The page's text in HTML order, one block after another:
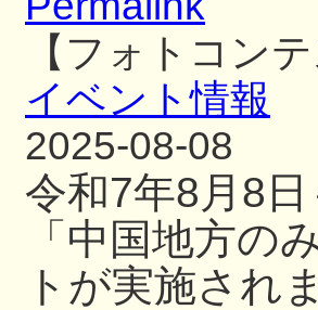
【フォトコン
イベント情報
2025-08-08
令和7年8月8
「中国地方の
トが実施され